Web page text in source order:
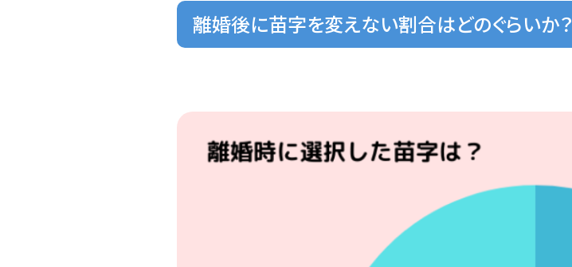
離婚後に苗字を変えない割合はどのぐらいか？